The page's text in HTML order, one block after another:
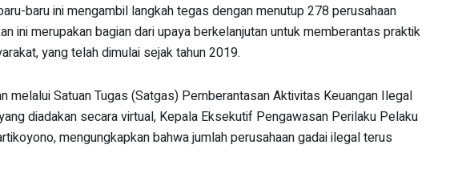
baru ini mengambil langkah tegas dengan menutup 278 perusahaan
ini merupakan bagian dari upaya berkelanjutan untuk memberantas praktik
yang telah dimulai sejak tahun 2019.
melalui Satuan Tugas (Satgas) Pemberantasan Aktivitas Keuangan Ilegal
diadakan secara virtual, Kepala Eksekutif Pengawasan Perilaku Pelaku
mengungkapkan bahwa jumlah perusahaan gadai ilegal terus